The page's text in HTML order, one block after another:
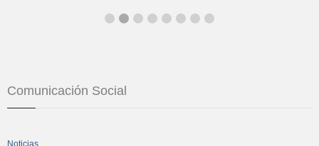
Comunicación Social
Noticias